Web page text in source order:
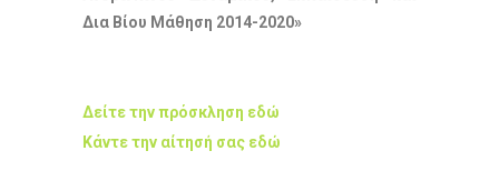
Δια Βίου Μάθηση 2014-2020»
Δείτε την πρόσκληση εδώ
Κάντε την αίτησή σας εδώ